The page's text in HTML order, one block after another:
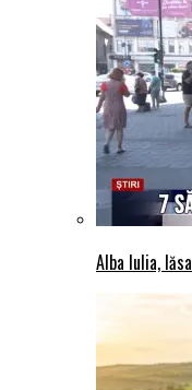
Alba Iulia,